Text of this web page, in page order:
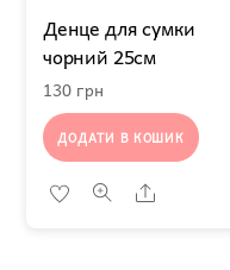
Денце для сумки
чорний 25см
130 грн
ДОДАТИ В КОШИК
Share